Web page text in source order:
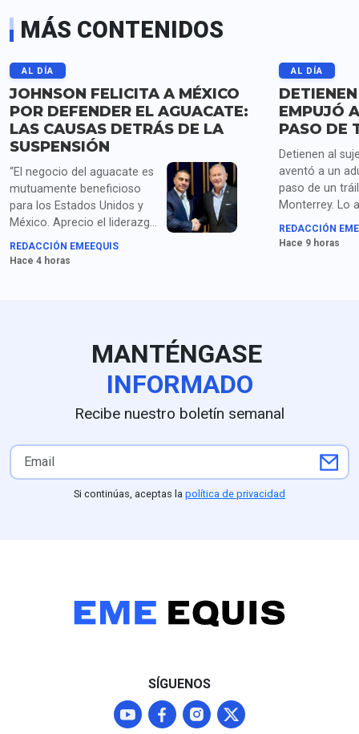
MÁS CONTENIDOS
AL DÍA
JOHNSON FELICITA A MÉXICO
POR DEFENDER EL AGUACATE:
LAS CAUSAS DETRÁS DE LA
SUSPENSIÓN
“El negocio del aguacate es
mutuamente beneficioso
para los Estados Unidos y
México. Aprecio el liderazgo
de la presidenta Sheinbaum
y los compromisos de
principal obstáculo.
REDACCIÓN EMEEQUIS
Hace 4 horas
AL DÍA
EMPUJÓ
PASO DE
Detienen al
aventó a un
paso de un
Monterrey. Lo
homicidio y
droga.
REDACCIÓN
Hace 9 horas
MANTÉNGASE
INFORMADO
Recibe nuestro boletín semanal
Si continúas, aceptas la política de privacidad
SÍGUENOS